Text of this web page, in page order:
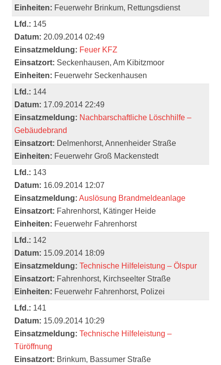
Einheiten: Feuerwehr Brinkum, Rettungsdienst
Lfd.: 145
Datum: 20.09.2014 02:49
Einsatzmeldung: Feuer KFZ
Einsatzort: Seckenhausen, Am Kibitzmoor
Einheiten: Feuerwehr Seckenhausen
Lfd.: 144
Datum: 17.09.2014 22:49
Einsatzmeldung: Nachbarschaftliche Löschhilfe –
Gebäudebrand
Einsatzort: Delmenhorst, Annenheider Straße
Einheiten: Feuerwehr Groß Mackenstedt
Lfd.: 143
Datum: 16.09.2014 12:07
Einsatzmeldung: Auslösung Brandmeldeanlage
Einsatzort: Fahrenhorst, Kätinger Heide
Einheiten: Feuerwehr Fahrenhorst
Lfd.: 142
Datum: 15.09.2014 18:09
Einsatzmeldung: Technische Hilfeleistung – Ölspur
Einsatzort: Fahrenhorst, Kirchseelter Straße
Einheiten: Feuerwehr Fahrenhorst, Polizei
Lfd.: 141
Datum: 15.09.2014 10:29
Einsatzmeldung: Technische Hilfeleistung –
Türöffnung
Einsatzort: Brinkum, Bassumer Straße